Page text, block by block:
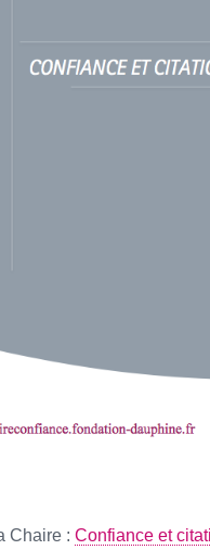
Chaire : Confiance et